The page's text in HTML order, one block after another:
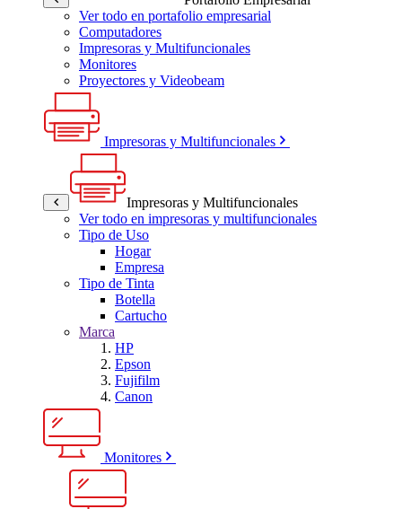
Ver todo en portafolio empresarial
Computadores
Impresoras y Multifuncionales
Monitores
Proyectores y Videobeam
Impresoras y Multifuncionales
Impresoras y Multifuncionales
Ver todo en impresoras y multifuncionales
Tipo de Uso
Hogar
Empresa
Tipo de Tinta
Botella
Cartucho
Marca
HP
Epson
Fujifilm
Canon
Monitores